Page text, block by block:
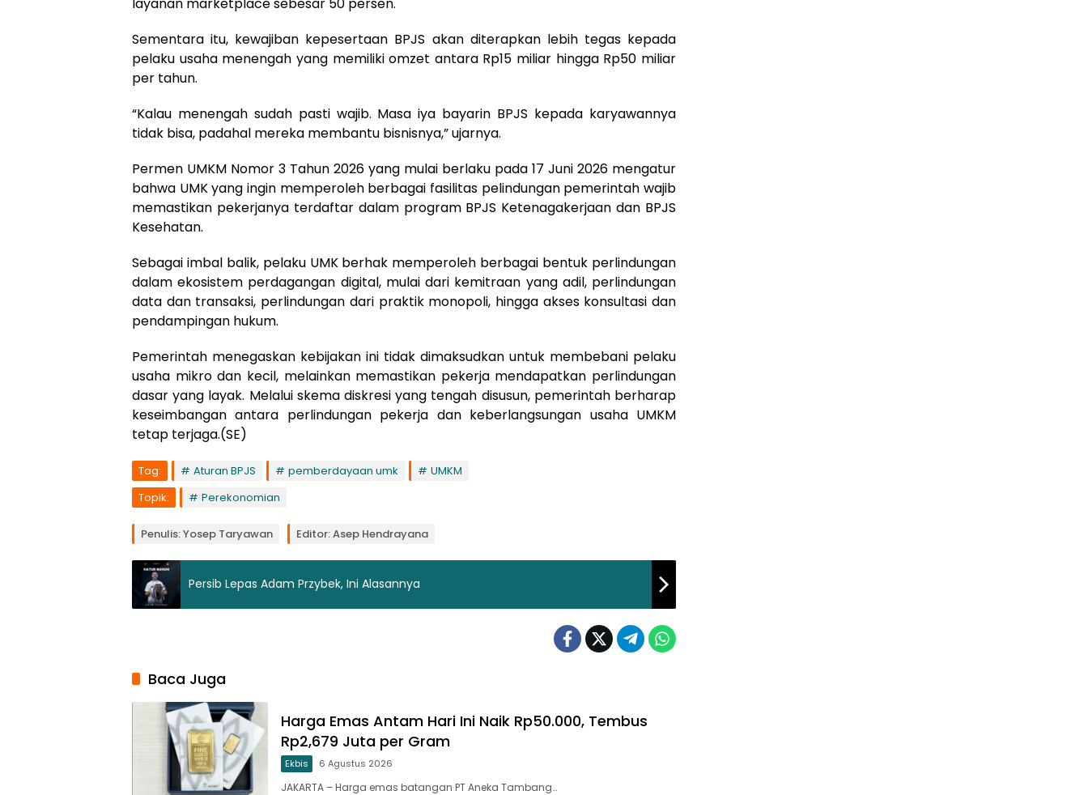
Sementara itu, kewajiban kepesertaan BPJS akan diterapkan lebih tegas kepada
pelaku usaha menengah yang memiliki omzet antara Rp15 miliar hingga Rp50 miliar
per tahun.
“Kalau menengah sudah pasti wajib. Masa iya bayarin BPJS kepada karyawannya
tidak bisa, padahal mereka membantu bisnisnya,” ujarnya.
Permen UMKM Nomor 3 Tahun 2026 yang mulai berlaku pada 17 Juni 2026 mengatur
bahwa UMK yang ingin memperoleh berbagai fasilitas pelindungan pemerintah wajib
memastikan pekerjanya terdaftar dalam program BPJS Ketenagakerjaan dan BPJS
Kesehatan.
Sebagai imbal balik, pelaku UMK berhak memperoleh berbagai bentuk perlindungan
dalam ekosistem perdagangan digital, mulai dari kemitraan yang adil, perlindungan
data dan transaksi, perlindungan dari praktik monopoli, hingga akses konsultasi dan
pendampingan hukum.
Pemerintah menegaskan kebijakan ini tidak dimaksudkan untuk membebani pelaku
usaha mikro dan kecil, melainkan memastikan pekerja mendapatkan perlindungan
dasar yang layak. Melalui skema diskresi yang tengah disusun, pemerintah berharap
keseimbangan antara perlindungan pekerja dan keberlangsungan usaha UMKM
tetap terjaga.(SE)
Tag: Aturan BPJS pemberdayaan umk
UMKM
Topik:
Perekonomian
Penulis: Yosep Taryawan Editor: Asep Hendrayana
Persib Lepas Adam Przybek, Ini Alasannya
Baca Juga
Harga Emas Antam Hari Ini Naik Rp50.000, Tembus
Rp2,679 Juta per Gram
Ekbis 6 Agustus 2026
JAKARTA – Harga emas batangan PT Aneka Tambang…